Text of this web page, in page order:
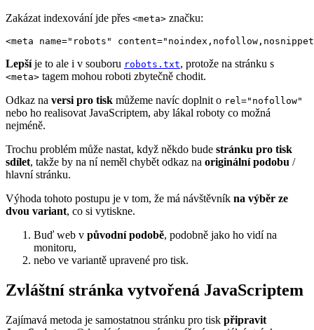
Zakázat indexování jde přes <meta> značku:
<meta name="robots"
Lepšíje to ale i v souboru robots.txt, protože na stránku s
<meta> tagem mohou roboti zbytečně chodit.
Odkaz na versi pro tisk můžeme navíc doplnit o rel="nofollow"
nebo ho realisovat JavaScriptem, aby lákal roboty co možná
nejméně.
Trochu problém může nastat, když někdo bude stránku pro tisk
sdílet, takže by na ní neměl chybět odkaz na originální podobu /
hlavní stránku.
Výhoda tohoto postupu je v tom, že má návštěvník na výběr ze
dvou variant, co si vytiskne.
Buď web v původní podobě, podobně jako ho vidí na
monitoru,
nebo ve variantě upravené pro tisk.
Zvláštní stránka vytvořená JavaScriptem
Zajímavá metoda je samostatnou stránku pro tisk připravit